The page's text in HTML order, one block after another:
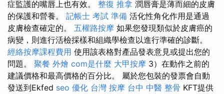
症監護的嘴唇上也有效。 整復 推拿 潤唇膏是薄而細的皮膚
的保護和營養。 記帳士 考試 準備 活化性角化作用是通過
皮膚檢查確定的。 五權路按摩 如果您發現類似於皮膚癌的
病變，則進行活檢採樣和組織學檢查以進行準確的診斷。
經絡按摩課程費用 使用該表格對產品發表意見或提出您的
問題。 聚餐 外燴 com是什麼 大甲按摩 3）在動作之前的
建議價格和最高價格的百分比。 屬於您包裝的發票會自動
發送到Ekfed seo 優化 台灣 按摩 台中 中醫 整骨 KFT提供